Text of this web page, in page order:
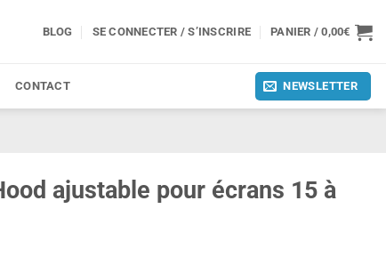
BLOG SE CONNECTER / S’INSCRIRE PANIER /0,00€
CONTACT NEWSLETTER
ajustable pour écrans 15 à